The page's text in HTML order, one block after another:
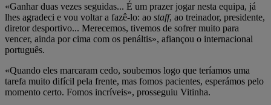
«Ganhar duas vezes seguidas... É um prazer jogar nesta equipa, já
lhes agradeci e vou voltar a fazê-lo: ao staff, ao treinador, presidente,
diretor desportivo... Merecemos, tivemos de sofrer muito para
vencer, ainda por cima com os penáltis», afiançou o internacional
português.
«Quando eles marcaram cedo, soubemos logo que teríamos uma
tarefa muito difícil pela frente, mas fomos pacientes, esperámos pelo
momento certo. Fomos incríveis», prosseguiu Vitinha.